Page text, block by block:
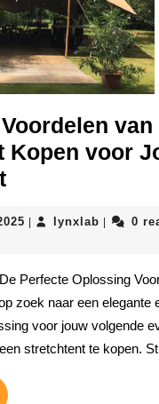
van
Kopen voor
Ontdek
Voordelen
een
Stretchtent
Kopen
Jouw
04
| lynxlab lynxlab
| 0
zoek naar een elegante
voor jouw volgende
stretchtent te kopen.